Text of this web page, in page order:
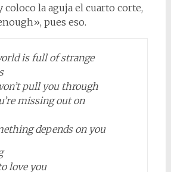
la aguja el cuarto corte,
pues eso.
is full of strange
pull you through
missing out on
ing depends on you
love you